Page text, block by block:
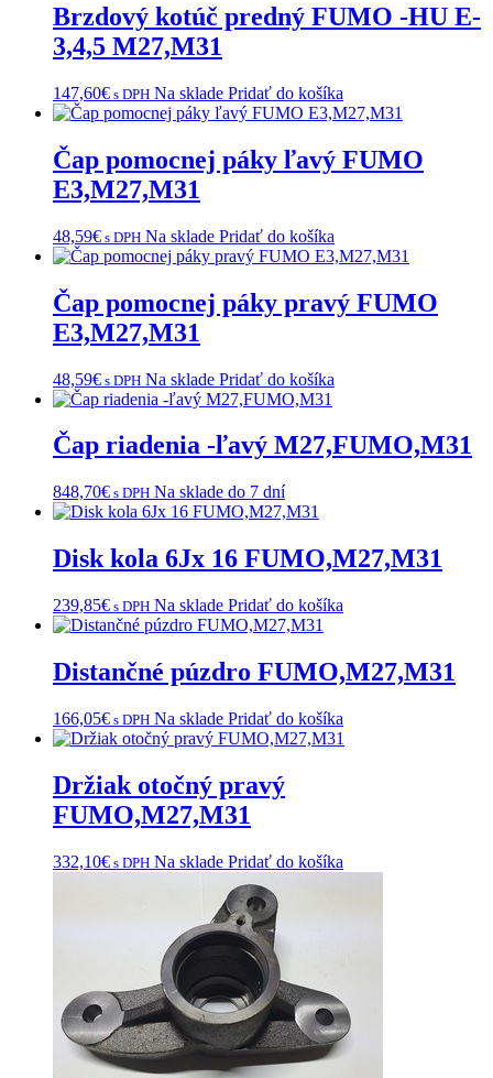
Brzdový kotúč predný FUMO -HU E-
3,4,5 M27,M31
147,60€ s DPH Na sklade Pridať do košíka
Čap pomocnej páky ľavý FUMO
E3,M27,M31
48,59€ s DPH Na sklade Pridať do košíka
Čap pomocnej páky pravý FUMO
E3,M27,M31
48,59€ s DPH Na sklade Pridať do košíka
Čap riadenia -ľavý M27,FUMO,M31
848,70€ s DPH Na sklade do 7 dní
Disk kola 6Jx 16 FUMO,M27,M31
239,85€ s DPH Na sklade Pridať do košíka
Distančné púzdro FUMO,M27,M31
166,05€ s DPH Na sklade Pridať do košíka
Držiak otočný pravý
FUMO,M27,M31
332,10€ s DPH Na sklade Pridať do košíka